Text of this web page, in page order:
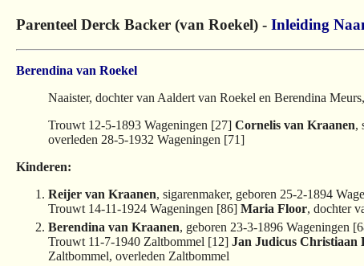
Parenteel Derck Backer (van Roekel) - Inleiding
Berendina van Roekel
Naaister, dochter van Aaldert van Roekel en Berendina
Trouwt 12-5-1893 Wageningen [27] Cornelis van Kraanen,
overleden 28-5-1932 Wageningen [71]
Kinderen:
Reijer van Kraanen, sigarenmaker, geboren 25-2-1894
Trouwt 14-11-1924 Wageningen [86] Maria Floor, dochter
Berendina van Kraanen, geboren 23-3-1896 Wageningen
Trouwt 11-7-1940 Zaltbommel [12] Jan Judicus Christiaan
Zaltbommel, overleden Zaltbommel